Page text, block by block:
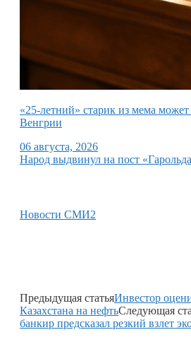
«25-летний» старик из мема может
Венгрии
06 августа, 2026
Народ выдвинул на пост
Новости СМИ2
Предыдущая статьяИнвестор
Казахстана на нефтьСледующая
банкир предсказал резкий взлет